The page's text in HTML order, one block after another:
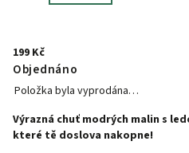
199 Kč
Objednáno
Položka byla vyprodána…
Výrazná chuť modrých malin s
které tě doslova nakopne!